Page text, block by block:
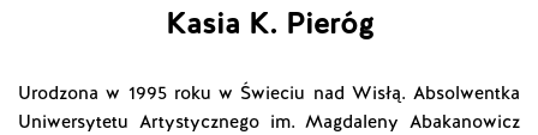
Kasia K. Pieróg
Urodzona w 1995 roku w Świeciu nad Wisłą. Absolwentka
Uniwersytetu Artystycznego im. Magdaleny Abakanowicz